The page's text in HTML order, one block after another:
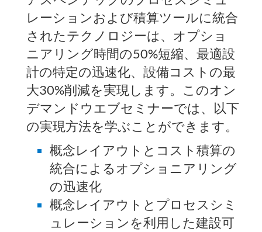
レーションおよび積算ツールに統合
されたテクノロジーは、オプショ
ニアリング時間の50%短縮、最適設
計の特定の迅速化、設備コストの最
大30%削減を実現します。このオン
デマンドウエブセミナーでは、以下
の実現方法を学ぶことができます。
概念レイアウトとコスト積算の
統合によるオプショニアリング
の迅速化
概念レイアウトとプロセスシミ
ュレーションを利用した建設可